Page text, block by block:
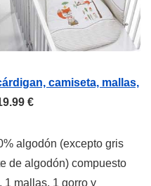
camiseta, mallas,
€
algodón (excepto gris
de algodón) compuesto
1 mallas, 1 gorro y